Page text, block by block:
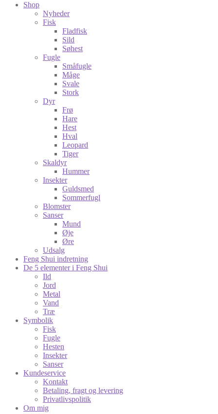
Shop
Nyheder
Fisk
Fladfisk
Sild
Søhest
Fugle
Småfugle
Måge
Svale
Stork
Dyr
Frø
Hare
Hest
Hval
Leopard
Tiger
Skaldyr
Hummer
Insekter
Guldsmed
Sommerfugl
Blomster
Sanser
Mund
Øje
Øre
Udsalg
Feng Shui indretning
De 5 elementer i Feng Shui
Ild
Jord
Metal
Vand
Træ
Symbolik
Fisk
Fugle
Hesten
Insekter
Sanser
Kundeservice
Kontakt
Betaling, fragt og levering
Privatlivspolitik
Om mig